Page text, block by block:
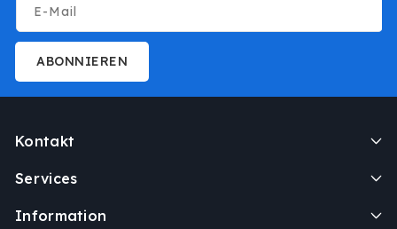
E-Mail
ABONNIEREN
Kontakt
Services
Information